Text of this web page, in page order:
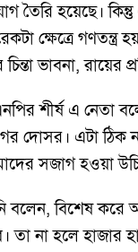
তৈরি হয়েছে।
ক্ষেত্রে গণতন্ত্র
চিন্তা ভাবনা, রায়ের
শীর্ষ এ নেতা
দোসর। এটা ঠিক
সজাগ হওয়া
বলেন, বিশেষ করে
তা না হলে হাজার